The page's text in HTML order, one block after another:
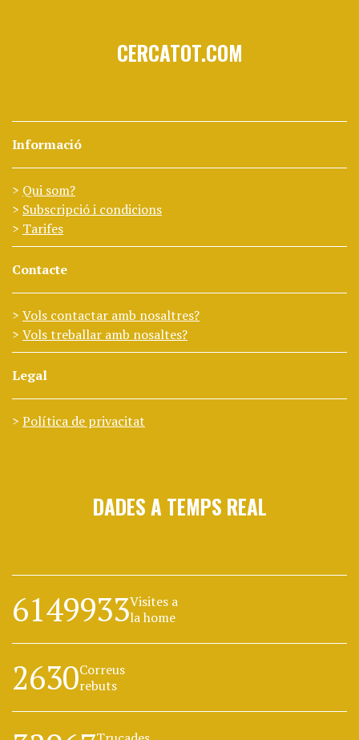
CERCATOT.COM
Informació
Qui som?
Subscripció i condicions
Tarifes
Contacte
Vols contactar amb nosaltres?
Vols treballar amb nosaltes?
Legal
Política de privacitat
DADES A TEMPS REAL
6149933Visites a
la home
2630Correus
rebuts